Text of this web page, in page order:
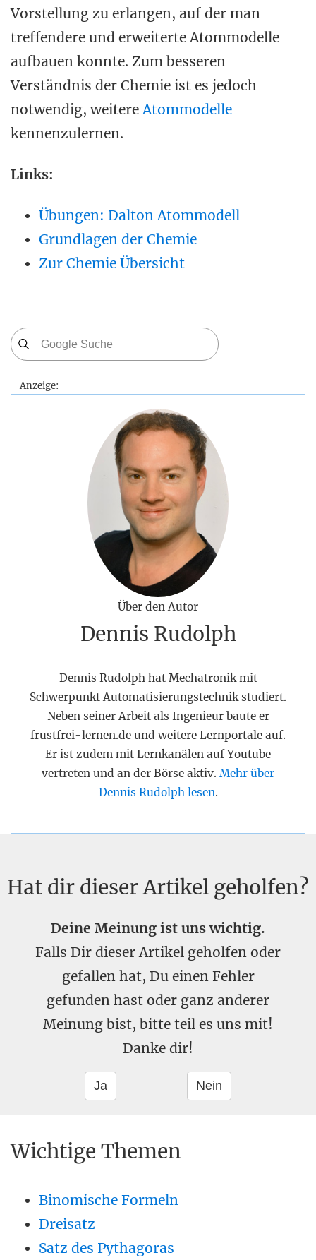
Vorstellung zu erlangen, auf der man
treffendere und erweiterte Atommodelle
aufbauen konnte. Zum besseren
Verständnis der Chemie ist es jedoch
notwendig, weitereAtommodelle
kennenzulernen.
Links:
Übungen: Dalton Atommodell
Grundlagen der Chemie
Zur Chemie Übersicht
Anzeige:
Über den Autor
Dennis Rudolph
Dennis Rudolph hat Mechatronik mit
Schwerpunkt Automatisierungstechnik studiert.
Neben seiner Arbeit als Ingenieur baute er
frustfrei-lernen.de und weitere Lernportale auf.
Er ist zudem mit Lernkanälen auf Youtube
vertreten und an der Börse aktiv. Mehr über
Dennis Rudolph lesen.
Hat dir dieser Artikel geholfen?
Deine Meinung ist uns wichtig.
Falls Dir dieser Artikel geholfen oder
gefallen hat, Du einen Fehler
gefunden hast oder ganz anderer
Meinung bist, bitte teil es uns mit!
Danke dir!
Wichtige Themen
Binomische Formeln
Dreisatz
Satz des Pythagoras